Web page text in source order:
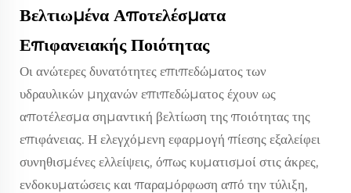
Βελτιωμένα Αποτελέσματα
Επιφανειακής Ποιότητας
Οι ανώτερες δυνατότητες επιπεδώματος των
υδραυλικών μηχανών επιπεδώματος έχουν ως
αποτέλεσμα σημαντική βελτίωση της ποιότητας της
επιφάνειας. Η ελεγχόμενη εφαρμογή πίεσης εξαλείφει
συνηθισμένες ελλείψεις, όπως κυματισμοί στις άκρες,
ενδοκυματώσεις και παραμόρφωση από την τύλιξη,